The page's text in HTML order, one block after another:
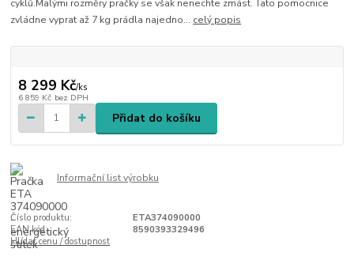
cyklů.Malými rozměry pračky se však nenechte zmást. Tato pomocnice
zvládne vyprat až 7 kg prádla najedno... celý popis
8 299 Kč/ks
6 859 Kč bez DPH
Přidat do košíku
Informační list výrobku
Číslo produktu:
ETA374090000
EAN kód:
8590393329496
Hlídat cenu / dostupnost